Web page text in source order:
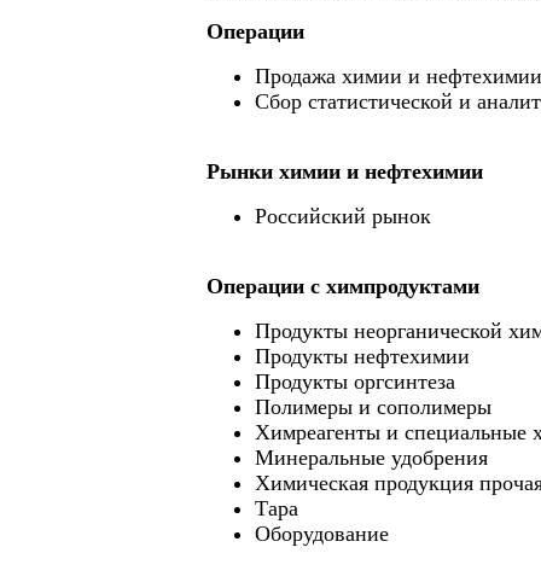
Операции
Продажа химии и нефтехимии
Сбор статистической и
Рынки химии и нефтехимии
Российский рынок
Операции c химпродуктами
Продукты неорганической
Продукты нефтехимии
Продукты оргсинтеза
Полимеры и сополимеры
Химреагенты и специальные
Минеральные удобрения
Химическая продукция
Тара
Оборудование